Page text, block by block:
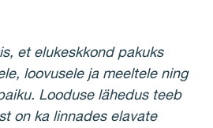
et elukeskkond pakuks
loovusele ja meeltele ning
Looduse lähedus teeb
on ka linnades elavate